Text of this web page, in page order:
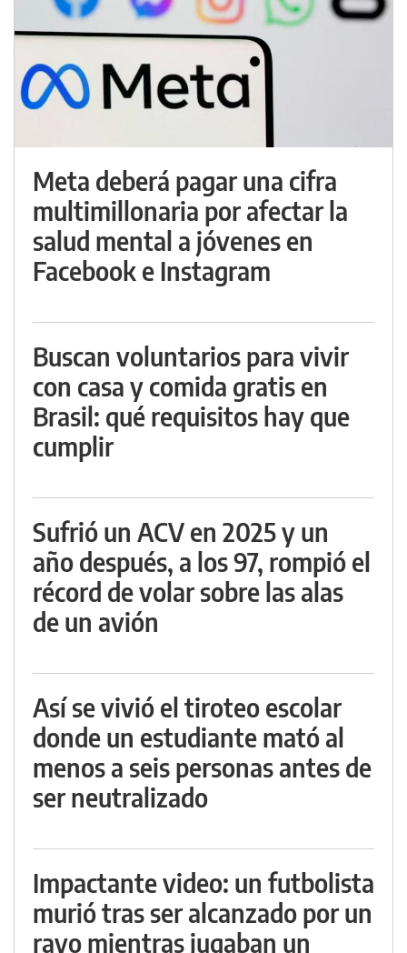
Meta deberá pagar una cifra
multimillonaria por afectar la
salud mental a jóvenes en
Facebook e Instagram
Buscan voluntarios para vivir
con casa y comida gratis en
Brasil: qué requisitos hay que
cumplir
Sufrió un ACV en 2025 y un
año después, a los 97, rompió el
récord de volar sobre las alas
de un avión
Así se vivió el tiroteo escolar
donde un estudiante mató al
menos a seis personas antes de
ser neutralizado
Impactante video: un futbolista
murió tras ser alcanzado por un
rayo mientras jugaban un